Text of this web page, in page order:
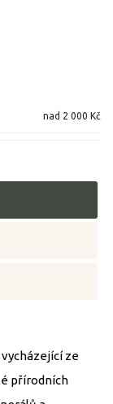
nad 2 000 Kč
ze
přírodních